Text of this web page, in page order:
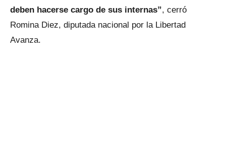
deben hacerse cargo de sus internas”, cerró
Romina Diez, diputada nacional por la Libertad
Avanza.